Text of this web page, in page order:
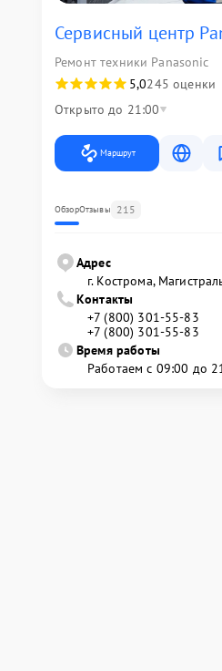
Сервисный центр
Ремонт техники Panasonic
5,0245 оценки
Открыто до 21:00
Маршрут
ОбзорОтзывы 215
Адрес
г. Кострома,
Контакты
+7 (800) 301-55-83
+7 (800) 301-55-83
Время работы
Работаем с 09:00 до